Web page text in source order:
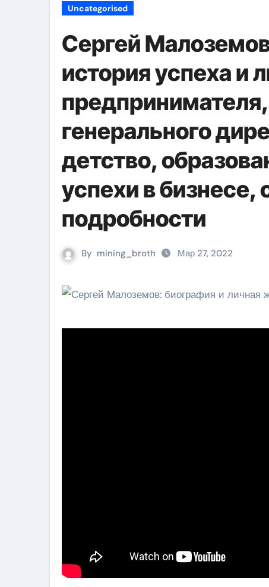
Uncategorised
Сергей
история успеха и
генерального
детство,
успехи в бизнесе,
подробности
By mining_broth Мар 27, 2022